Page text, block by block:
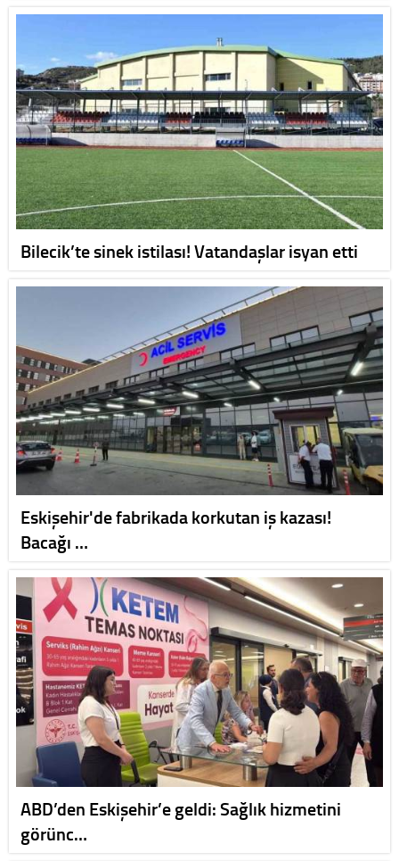
Bilecik’te sinek istilası! Vatandaşlar isyan etti
Eskişehir'de fabrikada korkutan iş kazası!
Bacağı …
ABD’den Eskişehir’e geldi: Sağlık hizmetini
görünc…